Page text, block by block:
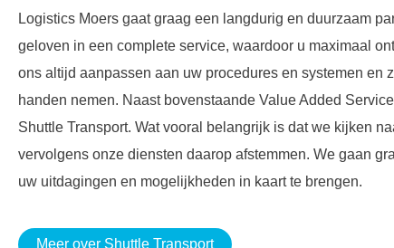
Logistics Moers gaat graag een langdurig en duurzaam
geloven in een complete service, waardoor u maximaal
ons altijd aanpassen aan uw procedures en systemen en
handen nemen. Naast bovenstaande Value Added
Shuttle Transport. Wat vooral belangrijk is dat we kijken
vervolgens onze diensten daarop afstemmen. We gaan
uw uitdagingen en mogelijkheden in kaart te brengen.
Meer over Shuttle Transport